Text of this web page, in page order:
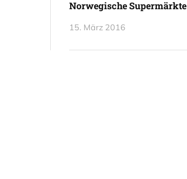
Norwegische Supermärkte
15. März 2016